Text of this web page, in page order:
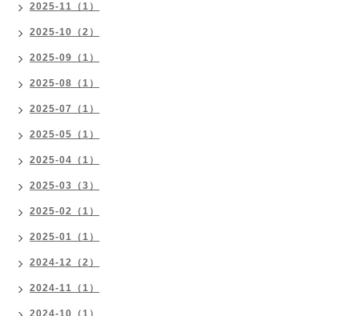
2025-11（1）
2025-10（2）
2025-09（1）
2025-08（1）
2025-07（1）
2025-05（1）
2025-04（1）
2025-03（3）
2025-02（1）
2025-01（1）
2024-12（2）
2024-11（1）